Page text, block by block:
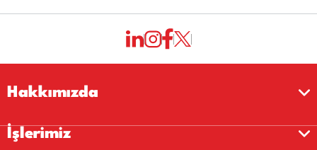
Hakkımızda
İşlerimiz